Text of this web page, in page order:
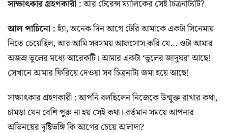
সাক্ষাৎকার গ্রহণকারী :আর টেরেন্স ম্যালিকের সেই চিত্রনাট্যটি?
আল পাচিনো :হ্যাঁ, অনেক দিন আগে টেরি আমাকে একটা সিনেমায়
নিতে চেয়েছিল, আর আমি সবসময় আফসোস করি যে… ওটা আমার
অজস্র ভুলের মধ্যে আরেকটি। আমার একটা ‘ভুলের জাদুঘর’ আছে!
সেখানে আমার ফিরিয়ে দেওয়া সব চিত্রনাট্য জমা হয়ে আছে!
সাক্ষাৎকার গ্রহণকারী : আপনি বলছিলেন নিজেকে উন্মুক্ত রাখার কথা,
চামড়া যেন বেশি পুরু না হয় সেই কথা। বর্তমান সময়ে আপনার
অভিনয়ের দৃষ্টিভঙ্গি কি আগের চেয়ে আলাদা?